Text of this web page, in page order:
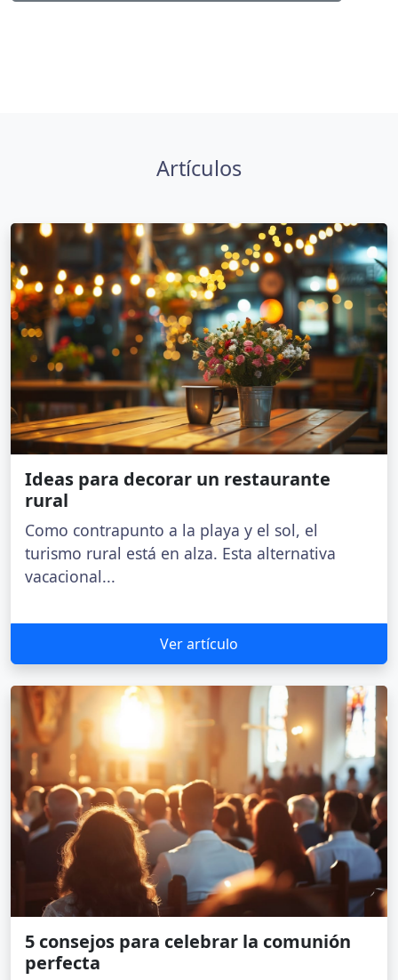
Artículos
Ideas para decorar un restaurante
rural
Como contrapunto a la playa y el sol, el
turismo rural está en alza. Esta alternativa
vacacional...
Ver artículo
5 consejos para celebrar la comunión
perfecta